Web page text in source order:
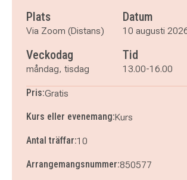
måndag 31 augusti 2026klockan
tisdag 1 september 2026klockan
Plats
Via Zoom (Distans)
Datum
10 augusti
Veckodag
måndag, tisdag
Tid
13.00-16.00
Pris:Gratis
Kurs eller evenemang:Kurs
Antal träffar:10
Arrangemangsnummer:850577